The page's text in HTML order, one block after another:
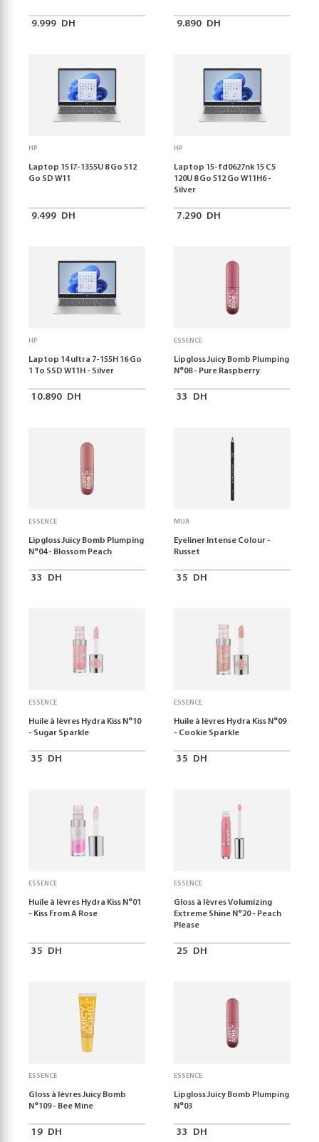
9.999 DH 9.890 DH
HP
Laptop 15 I7-1355U 8 Go 512
Go SD W11
9.499 DH
HP
Laptop 15-fd0627nk 15 C5
120U 8 Go 512 Go W11H6 -
Silver
7.290 DH
HP
Laptop 14 ultra 7-155H 16 Go
1 To SSD W11H - Silver
10.890 DH
ESSENCE
Lipgloss Juicy Bomb Plumping
N°08 - Pure Raspberry
33 DH
ESSENCE
Lipgloss Juicy Bomb Plumping
N°04 - Blossom Peach
33 DH
MUA
Eyeliner Intense Colour -
Russet
35 DH
ESSENCE
Huile à lèvres Hydra Kiss N°10
- Sugar Sparkle
35 DH
ESSENCE
Huile à lèvres Hydra Kiss N°09
- Cookie Sparkle
35 DH
ESSENCE
Huile à lèvres Hydra Kiss N°01
- Kiss From A Rose
35 DH
ESSENCE
Gloss à lèvres Volumizing
Extreme Shine N°20 - Peach
Please
25 DH
ESSENCE
Gloss à lèvres Juicy Bomb
N°109 - Bee Mine
19 DH
ESSENCE
Lipgloss Juicy Bomb Plumping
N°03
33 DH